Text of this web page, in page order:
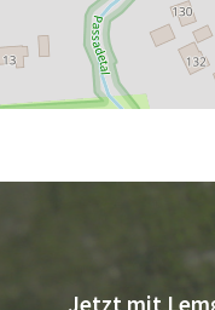
Jetzt mit